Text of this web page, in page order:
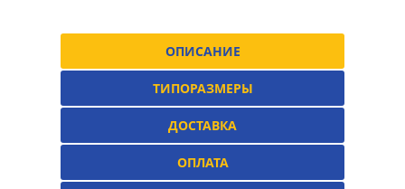
ОПИСАНИЕ
ТИПОРАЗМЕРЫ
ДОСТАВКА
ОПЛАТА